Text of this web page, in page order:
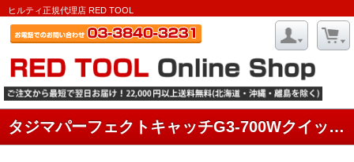
ヒルティ正規代理店 RED TOOL
タジマパーフェクトキャッチG3‐700Wクイックブラ付